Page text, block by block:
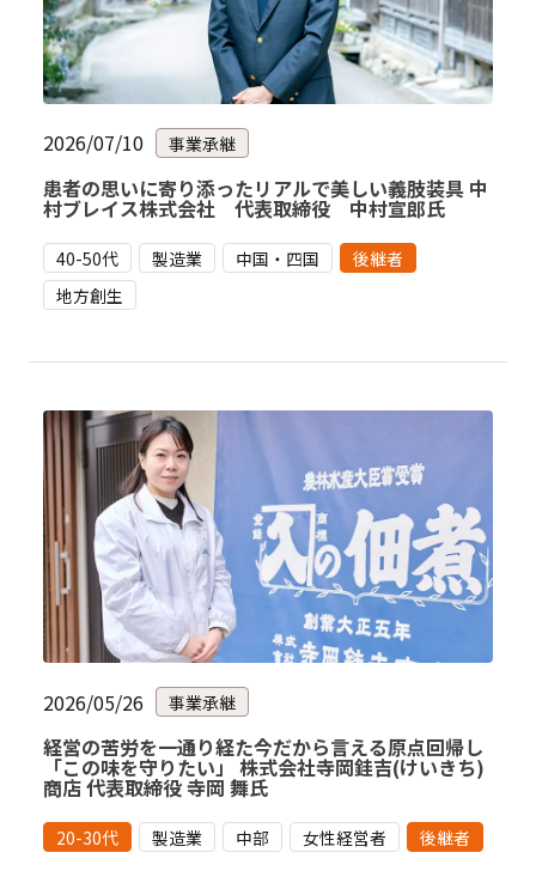
2026/07/10 事業承継
患者の思いに寄り添ったリアルで美しい義肢装具 中
村ブレイス株式会社 代表取締役 中村宣郎氏
40-50代 製造業 中国・四国
後継者
地方創生
2026/05/26 事業承継
経営の苦労を一通り経た今だから言える原点回帰し
「この味を守りたい」 株式会社寺岡銈吉(けいきち)
商店 代表取締役 寺岡 舞氏
20-30代 製造業 中部 女性経営者 後継者